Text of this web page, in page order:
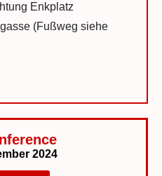
Enkplatz
(Fußweg siehe
2024